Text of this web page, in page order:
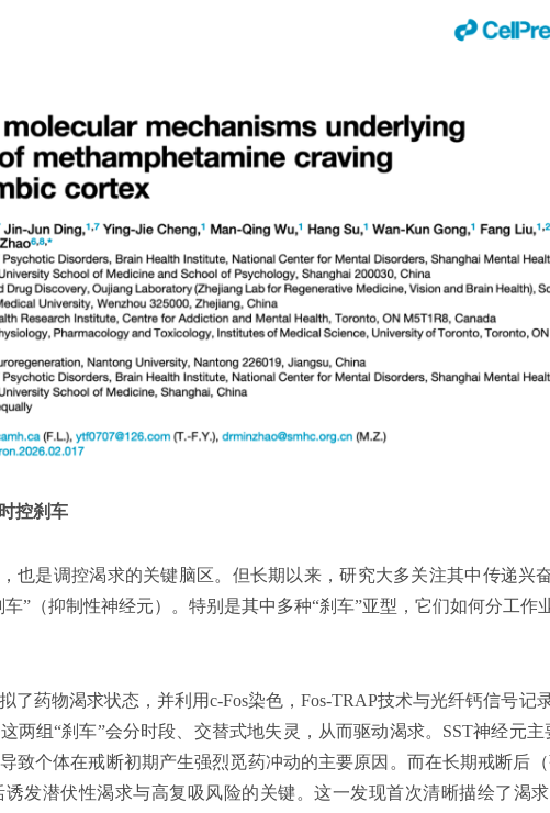
控刹车
也是调控渴求的关键脑区。但长期以来，研究大多关注其中传递兴
”（抑制性神经元）。特别是其中多种“刹车”亚型，它们如何分工作
了药物渴求状态，并利用c-Fos染色，Fos-TRAP技术与光纤钙信号记
两组“刹车”会分时段、交替式地失灵，从而驱动渴求。SST神经元
致个体在戒断初期产生强烈觅药冲动的主要原因。而在长期戒断后
发潜伏性渴求与高复吸风险的关键。这一发现首次清晰描绘了渴